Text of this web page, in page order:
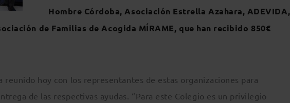
Hombre Córdoba, Asociación Estrella Azahara, ADEVIDA,
de Familias de Acogida MÍRAME, que han recibido 850€
reunido hoy con los representantes de estas organizaciones para
de las respectivas ayudas. “Para este Colegio es un privilegio